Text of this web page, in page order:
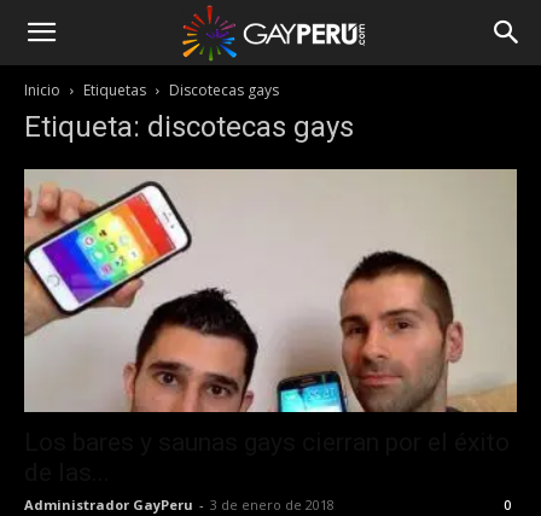
Inicio Etiquetas Discotecas gays
Etiqueta: discotecas gays
Administrador GayPeru - 3 de enero de 2018 0